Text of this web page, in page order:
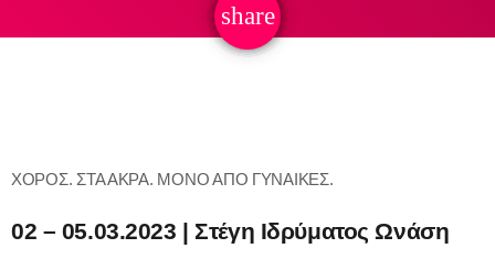
DC RADIO
share
email
ΧΟΡΟΣ. ΣΤΑ ΑΚΡΑ. ΜΟΝΟ ΑΠΟ ΓΥΝΑΙΚΕΣ.
02 – 05.03.2023 | Στέγη Ιδρύματος Ωνάση